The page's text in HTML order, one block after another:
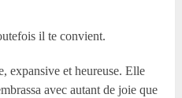
il te convient.
expansive et heureuse. Elle
avec autant de joie que